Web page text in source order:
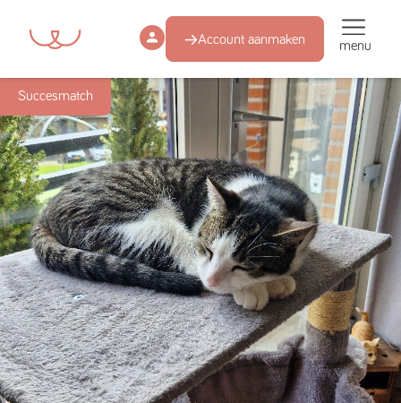
Account aanmaken menu
Succesmatch